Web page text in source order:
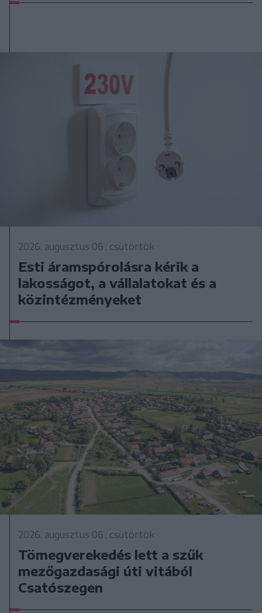
2026. augusztus 06., csütörtök
Esti áramspórolásra kérik a
lakosságot, a vállalatokat és a
közintézményeket
2026. augusztus 06., csütörtök
Tömegverekedés lett a szűk
mezőgazdasági úti vitából
Csatószegen